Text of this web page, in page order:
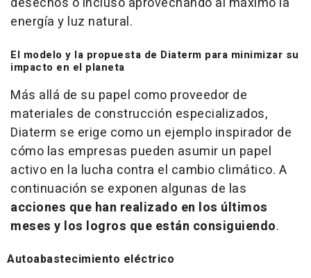
energía y luz natural.
El modelo y la propuesta de Diaterm para minimizar su
impacto en el planeta
Más allá de su papel como proveedor de
materiales de construcción especializados,
Diaterm se erige como un ejemplo inspirador de
cómo las empresas pueden asumir un papel
activo en la lucha contra el cambio climático. A
continuación se exponen algunas de las
acciones que han realizado en los últimos
meses y los logros que están consiguiendo.
Autoabastecimiento eléctrico